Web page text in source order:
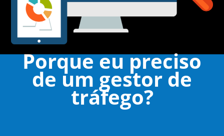
Porque eu preciso
de um gestor de
tráfego?